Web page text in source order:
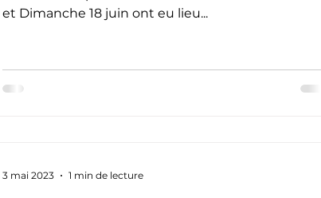
et Dimanche 18 juin ont eu lieu...
3 mai 2023 1 min de lecture